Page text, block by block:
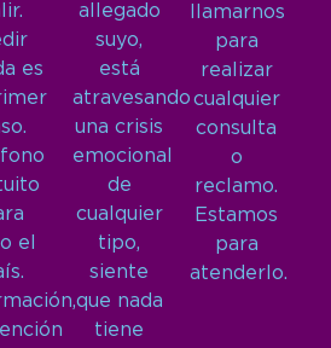
es
el
allegado
suyo,
está
atravesando
una crisis
emocional
de
cualquier
tipo,
siente
que nada
tiene
llamarnos
para
realizar
cualquier
consulta
o
reclamo.
Estamos
para
atenderlo.